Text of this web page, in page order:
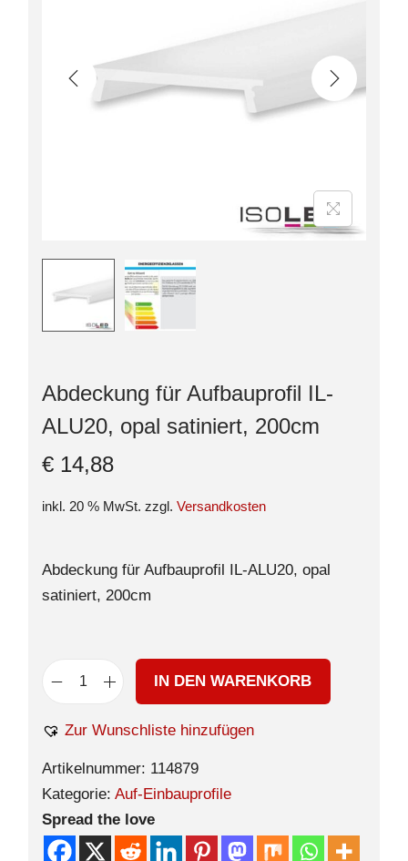
Abdeckung für Aufbauprofil IL-
ALU20, opal satiniert, 200cm
€ 14,88
inkl. 20 % MwSt. zzgl. Versandkosten
Abdeckung für Aufbauprofil IL-ALU20, opal
satiniert, 200cm
IN DEN WARENKORB
Zur Wunschliste hinzufügen
Artikelnummer: 114879
Kategorie: Auf-Einbauprofile
Spread the love